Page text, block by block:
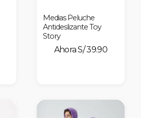
Medias Peluche
Antideslizante Toy
Story
S/ 39.90